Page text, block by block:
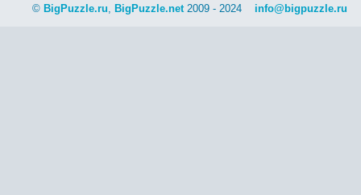
© BigPuzzle.ru, BigPuzzle.net2009 - 2024 info@bigpuzzle.ru